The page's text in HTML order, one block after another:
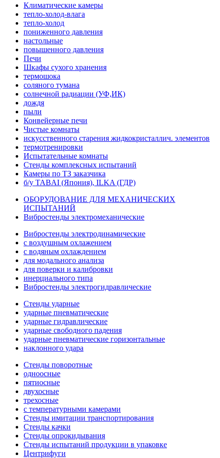
Климатические камеры
тепло-холод-влага
тепло-холод
пониженного давления
настольные
повышенного давления
Печи
Шкафы сухого хранения
термошока
соляного тумана
солнечной радиации (УФ,ИК)
дождя
пыли
Конвейерные печи
Чистые комнаты
искусственного старения жидкокристаллич. элементов
термотренировки
Испытательные комнаты
Стенды комплексных испытаний
Камеры по ТЗ заказчика
б/у TABAI (Япония), ILKA (ГДР)
ОБОРУДОВАНИЕ ДЛЯ МЕХАНИЧЕСКИХ
ИСПЫТАНИЙ
Вибростенды электромеханические
Вибростенды электродинамические
с воздушным охлажением
с водяным охлаждением
для модального анализа
для поверки и калибровки
инерциального типа
Вибростенды электрогидравлические
Стенды ударные
ударные пневматические
ударные гидравлические
ударные свободного падения
ударные пневматические горизонтальные
наклонного удара
Стенды поворотные
одноосные
пятиосные
двухосные
трехосные
с температурными камерами
Стенды имитации транспортирования
Стенды качки
Стенды опрокидывания
Стенды испытаний продукции в упаковке
Центрифуги